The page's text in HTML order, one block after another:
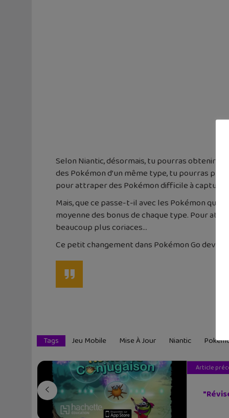
Selon Niantic, désormais, tu pourras obtenir
des Pokémon d’un même type, tu pourras
pour attraper des Pokémon difficile à capturer.
Mais, que ce passe-t-il avec les Pokémon qui
moyenne des bonus de chaque type. Pour
beaucoup plus coriaces…
Ce petit changement dans Pokémon Go
Tags Jeu Mobile Mise À Jour Niantic
Article